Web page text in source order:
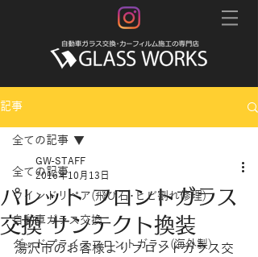
記事
全ての記事
ウインドリペア(飛び石･ヒビ割れ修理)
自動車ガラス交換
グッドプライスフロントガラス(海外製)
全ての記事
パレット フロントガラス
交換 サンテクト換装
GW-STAFF
2016年10月13日
湯沢市のお客様よりフロントガラス交